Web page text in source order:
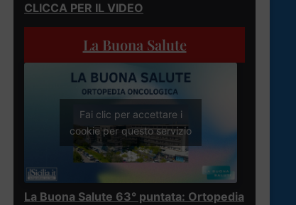
CLICCA PER IL VIDEO
La Buona Salute
Fai clic per accettare i
cookie per questo servizio
La Buona Salute 63° puntata: Ortopedia